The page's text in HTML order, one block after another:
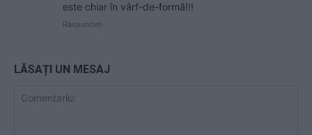
este chiar în vârf-de-formă!!!
Răspundeți
LĂSAȚI UN MESAJ